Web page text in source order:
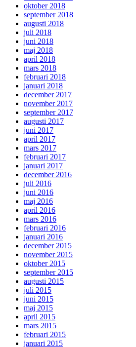
oktober 2018
september 2018
augusti 2018
juli 2018
juni 2018
maj 2018
april 2018
mars 2018
februari 2018
januari 2018
december 2017
november 2017
september 2017
augusti 2017
juni 2017
april 2017
mars 2017
februari 2017
januari 2017
december 2016
juli 2016
juni 2016
maj 2016
april 2016
mars 2016
februari 2016
januari 2016
december 2015
november 2015
oktober 2015
september 2015
augusti 2015
juli 2015
juni 2015
maj 2015
april 2015
mars 2015
februari 2015
januari 2015